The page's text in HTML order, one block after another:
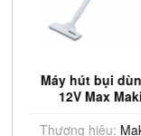
Máy hút bụi
12V Max
Thương hiệu: